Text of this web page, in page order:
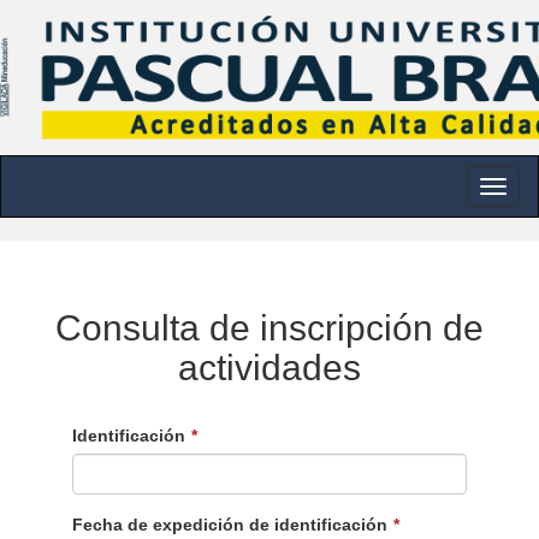
Toggle
Consulta de inscripción de
actividades
Identificación
Fecha de expedición de identificación